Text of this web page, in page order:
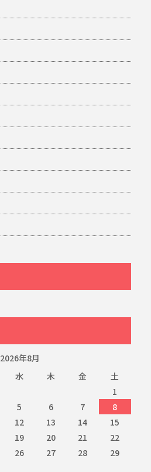
2026年8月
水 木 金
土
1
5 6 7
8
12 13 14
15
19 20 21
22
26 27 28
29